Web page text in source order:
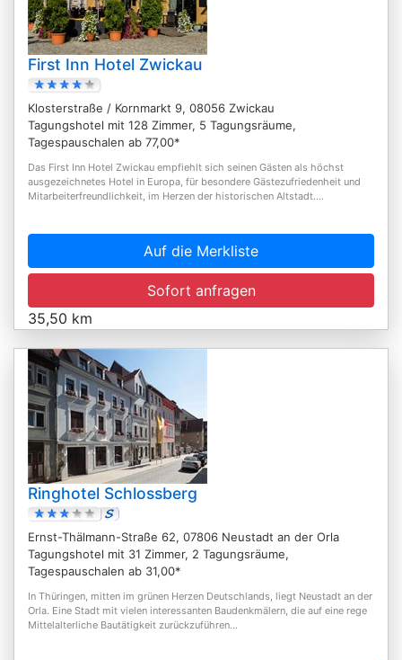
First Inn Hotel Zwickau
Klosterstraße / Kornmarkt 9, 08056 Zwickau
Tagungshotel mit 128 Zimmer, 5 Tagungsräume,
Tagespauschalen ab 77,00*
Das First Inn Hotel Zwickau empfiehlt sich seinen Gästen als höchst
ausgezeichnetes Hotel in Europa, für besondere Gästezufriedenheit und
Mitarbeiterfreundlichkeit, im Herzen der historischen Altstadt....
Auf die Merkliste
Sofort anfragen
35,50 km
Ringhotel Schlossberg
Ernst-Thälmann-Straße 62, 07806 Neustadt an der Orla
Tagungshotel mit 31 Zimmer, 2 Tagungsräume,
Tagespauschalen ab 31,00*
In Thüringen, mitten im grünen Herzen Deutschlands, liegt Neustadt an der
Orla. Eine Stadt mit vielen interessanten Baudenkmälern, die auf eine rege
Mittelalterliche Bautätigkeit zurückzuführen...